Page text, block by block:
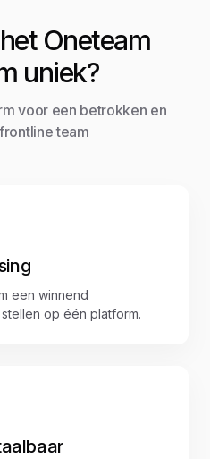
Oneteam
uniek?
voor een betrokken en
team
een winnend
op één platform.